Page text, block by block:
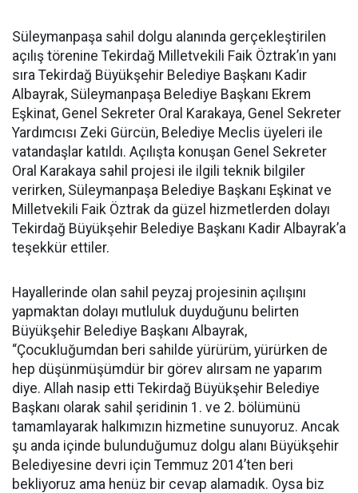
Süleymanpaşa sahil dolgu alanında gerçekleştirilen
açılış törenine Tekirdağ Milletvekili Faik Öztrak’ın yanı
sıra Tekirdağ Büyükşehir Belediye Başkanı Kadir
Albayrak, Süleymanpaşa Belediye Başkanı Ekrem
Eşkinat, Genel Sekreter Oral Karakaya, Genel Sekreter
Yardımcısı Zeki Gürcün, Belediye Meclis üyeleri ile
vatandaşlar katıldı. Açılışta konuşan Genel Sekreter
Oral Karakaya sahil projesi ile ilgili teknik bilgiler
verirken, Süleymanpaşa Belediye Başkanı Eşkinat ve
Milletvekili Faik Öztrak da güzel hizmetlerden dolayı
Tekirdağ Büyükşehir Belediye Başkanı Kadir Albayrak’a
teşekkür ettiler.
Hayallerinde olan sahil peyzaj projesinin açılışını
yapmaktan dolayı mutluluk duyduğunu belirten
Büyükşehir Belediye Başkanı Albayrak,
“Çocukluğumdan beri sahilde yürürüm, yürürken de
hep düşünmüşümdür bir görev alırsam ne yaparım
diye. Allah nasip etti Tekirdağ Büyükşehir Belediye
Başkanı olarak sahil şeridinin 1. ve 2. bölümünü
tamamlayarak halkımızın hizmetine sunuyoruz. Ancak
şu anda içinde bulunduğumuz dolgu alanı Büyükşehir
Belediyesine devri için Temmuz 2014’ten beri
bekliyoruz ama henüz bir cevap alamadık. Oysa biz